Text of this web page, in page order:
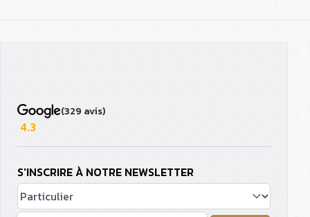
(329 avis)
4.3
S'INSCRIRE À NOTRE NEWSLETTER